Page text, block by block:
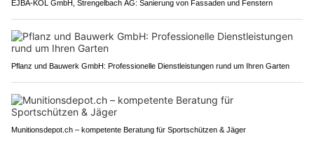
EJBA-KOL GmbH, Strengelbach AG: Sanierung von Fassaden und Fenstern
Pflanz und Bauwerk GmbH: Professionelle Dienstleistungen rund um Ihren Garten
Munitionsdepot.ch – kompetente Beratung für Sportschützen & Jäger